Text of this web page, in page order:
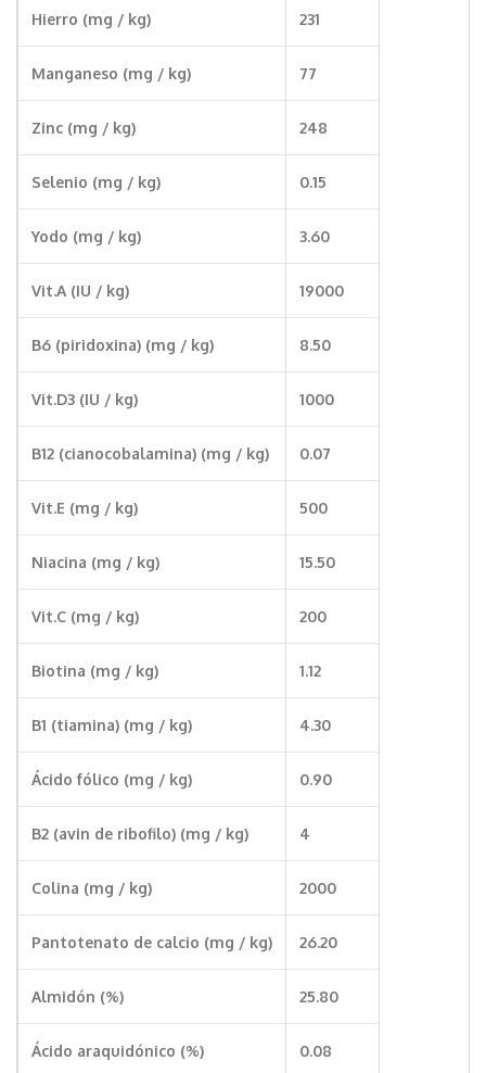
Hierro (mg / kg) 231
Manganeso (mg / kg) 77
Zinc (mg / kg) 248
Selenio (mg / kg) 0.15
Yodo (mg / kg) 3.60
Vit.A (IU / kg) 19000
B6 (piridoxina) (mg / kg) 8.50
Vit.D3 (IU / kg) 1000
B12 (cianocobalamina) (mg / kg) 0.07
Vit.E (mg / kg) 500
Niacina (mg / kg) 15.50
Vit.C (mg / kg) 200
Biotina (mg / kg) 1.12
B1 (tiamina) (mg / kg) 4.30
Ácido fólico (mg / kg) 0.90
B2 (avin de ribofilo) (mg / kg) 4
Colina (mg / kg) 2000
Pantotenato de calcio (mg / kg) 26.20
Almidón (%) 25.80
Ácido araquidónico (%) 0.08